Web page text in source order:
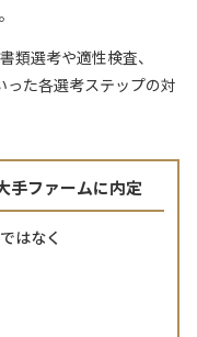
類選考や適性検査、
った各選考ステップの対
手ファームに内定
はなく